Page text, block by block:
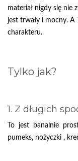
materiał nigdy się nie
jest trwały i mocny. A
charakteru.
Tylko jak?
1. Z długich
To jest banalnie
pumeks, nożyczki ,